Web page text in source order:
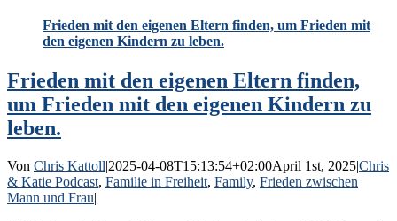
Frieden mit den eigenen Eltern finden, um Frieden mit
den eigenen Kindern zu leben.
Frieden mit den eigenen Eltern finden,
um Frieden mit den eigenen Kindern zu
leben.
Von Chris Kattoll|2025-04-08T15:13:54+02:00April 1st, 2025|Chris
& Katie Podcast, Familie in Freiheit, Family, Frieden zwischen
Mann und Frau|